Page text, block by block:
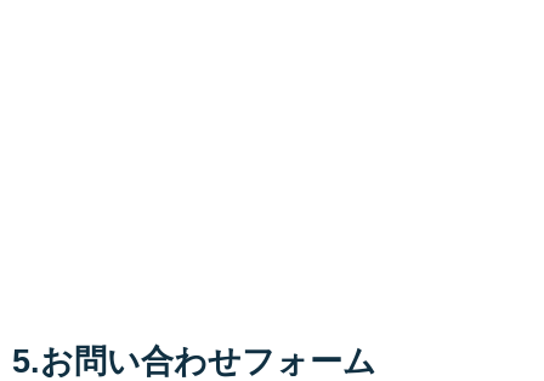
5.お問い合わせフォーム